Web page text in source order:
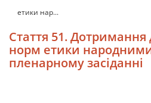
етики нар...
Стаття 51. Дотримання
норм етики
пленарному засіданні